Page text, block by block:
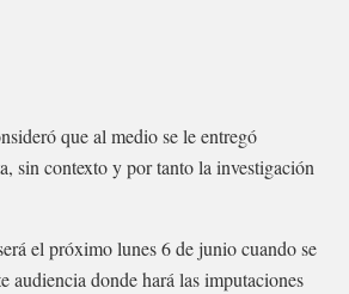
que al medio se le entregó
sin contexto y por tanto la investigación
el próximo lunes 6 de junio cuando se
audiencia donde hará las imputaciones